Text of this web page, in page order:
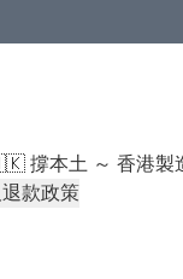
撐本土 ～ 香港製
款政策